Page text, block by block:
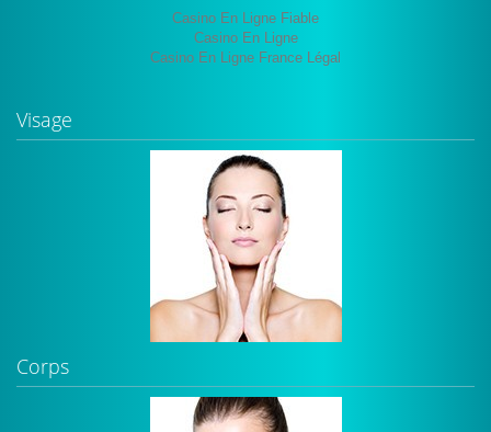
Casino En Ligne Fiable
Casino En Ligne
Casino En Ligne France Légal
Visage
Corps